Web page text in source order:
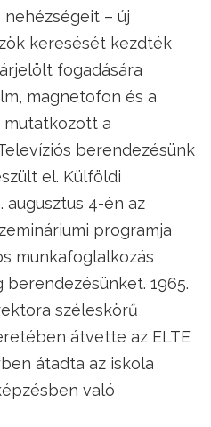
– új
keresését kezdték
fogadására
magnetofon és a
mutatkozott a
berendezésünk
el. Külföldi
augusztus 4-én az
programja
munkafoglalkozás
1965.
széleskörű
átvette az ELTE
átadta az iskola
való